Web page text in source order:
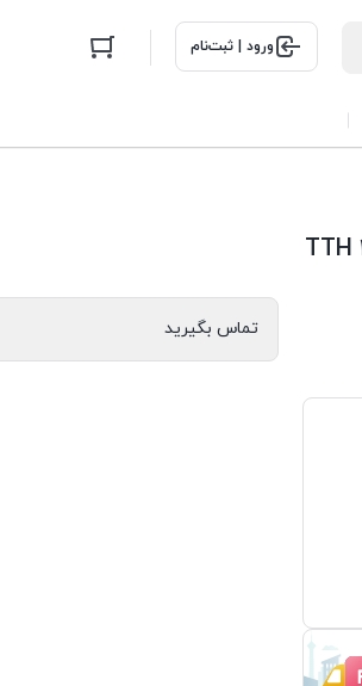
ورود | ثبت‌نام
تماس بگیرید